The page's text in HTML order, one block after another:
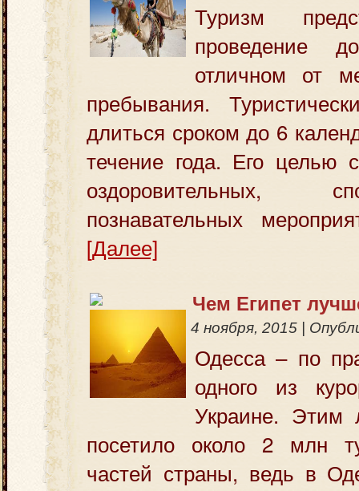
Туризм
проведение
отличном от
пребывания.
длиться сроком до 6
течение года. Его целью
оздоровительных,
познавательных
[Далее]
Чем Египет
4 ноября, 2015
Одесса – по
одного из
Украине. Этим
посетило около 2 млн
частей страны, ведь в